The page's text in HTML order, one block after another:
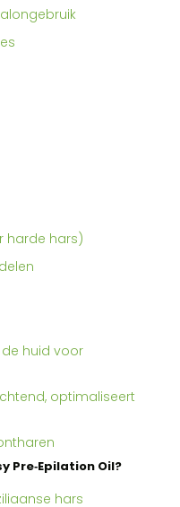
harde hars)
huid voor
optimaliseert
Pre‑Epilation Oil?
hars